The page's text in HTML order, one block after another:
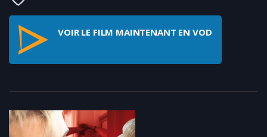
VOIR LE FILM MAINTENANT EN VOD